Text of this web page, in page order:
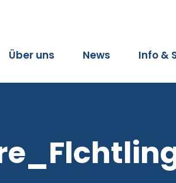
Über uns News Info &